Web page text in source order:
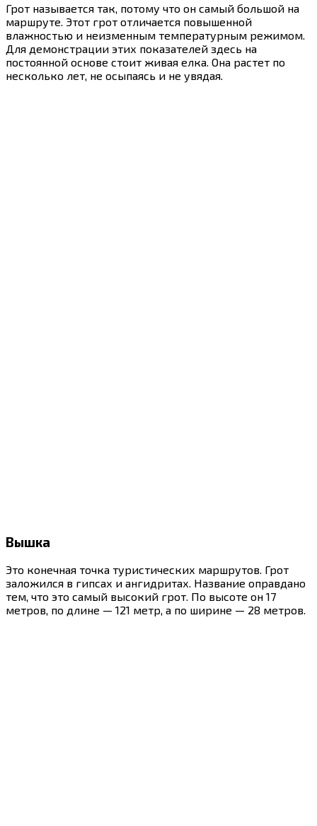
Грот называется так, потому что он самый большой на
маршруте. Этот грот отличается повышенной
влажностью и неизменным температурным режимом.
Для демонстрации этих показателей здесь на
постоянной основе стоит живая елка. Она растет по
несколько лет, не осыпаясь и не увядая.
Вышка
Это конечная точка туристических маршрутов. Грот
заложился в гипсах и ангидритах. Название оправдано
тем, что это самый высокий грот. По высоте он 17
метров, по длине — 121 метр, а по ширине — 28 метров.